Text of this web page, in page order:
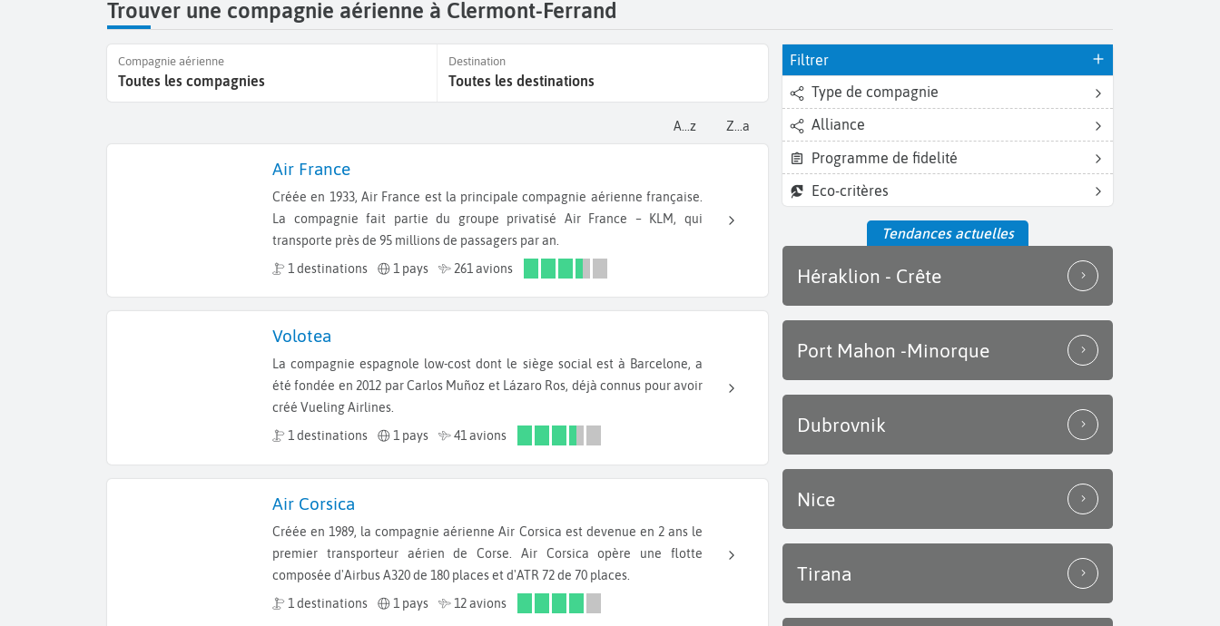
Trouver une compagnie aérienne à Clermont-Ferrand
Compagnie aérienne
Toutes les compagnies
Destination
Toutes les destinations
a...z z...a
Air France
Créée en 1933, Air France est la principale compagnie aérienne française.
La compagnie fait partie du groupe privatisé Air France – KLM, qui
transporte près de 95 millions de passagers par an.
1 destinations
1 pays 261 avions
Volotea
La compagnie espagnole low-cost dont le siège social est à Barcelone, a
été fondée en 2012 par Carlos Muñoz et Lázaro Ros, déjà connus pour avoir
créé Vueling Airlines.
1 destinations
1 pays 41 avions
Air Corsica
Créée en 1989, la compagnie aérienne Air Corsica est devenue en 2 ans le
premier transporteur aérien de Corse. Air Corsica opère une flotte
composée d'Airbus A320 de 180 places et d'ATR 72 de 70 places.
1 destinations
1 pays 12 avions
Filtrer
Type de compagnie
Alliance
Programme de fidelité
Eco-critères
Tendances actuelles
Héraklion - Crête
Port Mahon -Minorque
Dubrovnik
Nice
Tirana